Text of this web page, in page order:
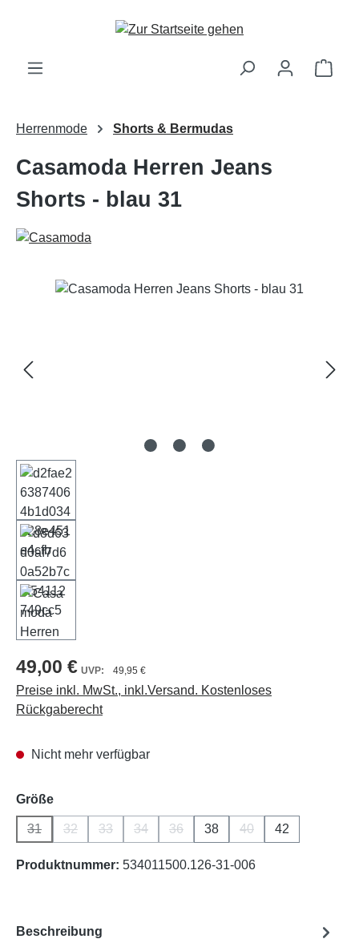
Zum Hauptinhalt springen
Herrenmode Shorts & Bermudas
Casamoda Herren Jeans
Shorts - blau 31
Bildergalerie überspringen
49,00 € 49,95 €
Preise inkl. MwSt., inkl.Versand. Kostenloses
Rückgaberecht
Nicht mehr verfügbar
Größeauswählen
31
(Diese Option ist zurzeit nicht verfügbar.)
32 33 34 36 38 40 42
Produktnummer: 534011500.126-31-006
Beschreibung